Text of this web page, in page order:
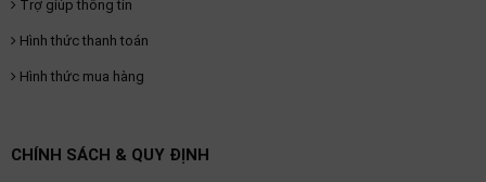
Trợ giúp thông tin
Hình thức thanh toán
Hình thức mua hàng
CHÍNH SÁCH & QUY ĐỊNH